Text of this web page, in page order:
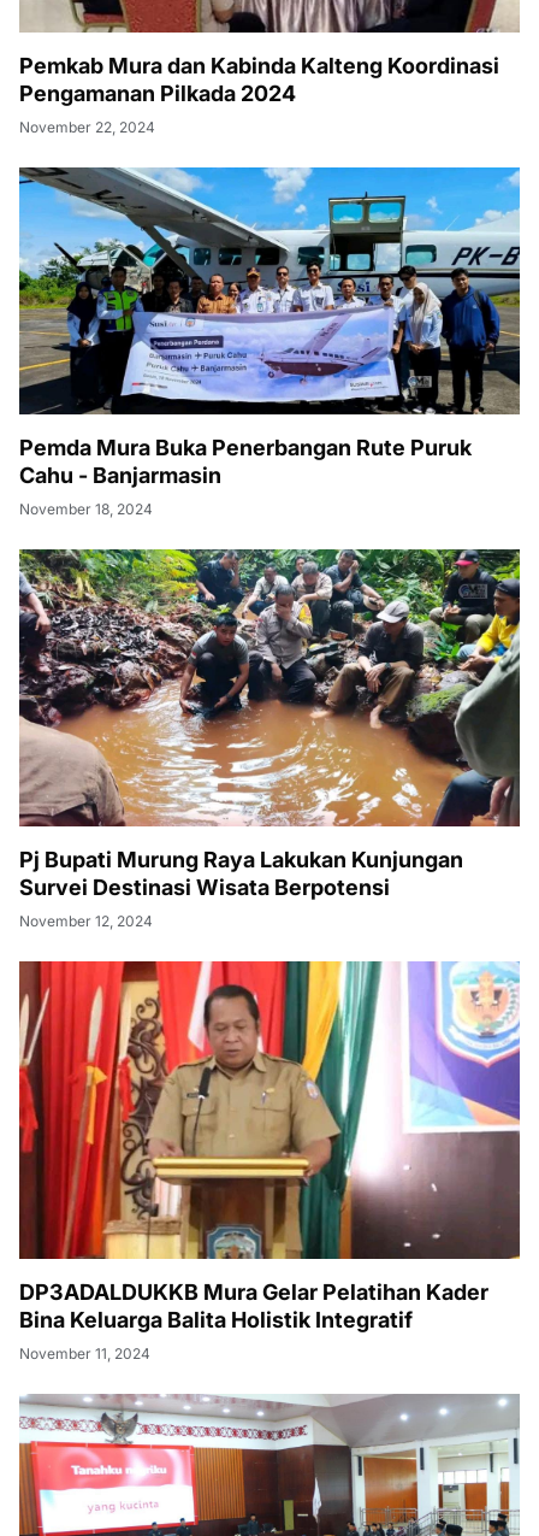
Pemkab Mura dan Kabinda Kalteng Koordinasi
Pengamanan Pilkada 2024
November 22, 2024
Pemda Mura Buka Penerbangan Rute Puruk
Cahu - Banjarmasin
November 18, 2024
Pj Bupati Murung Raya Lakukan Kunjungan
Survei Destinasi Wisata Berpotensi
November 12, 2024
DP3ADALDUKKB Mura Gelar Pelatihan Kader
Bina Keluarga Balita Holistik Integratif
November 11, 2024